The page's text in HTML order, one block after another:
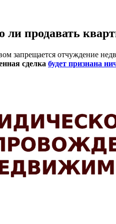
ли продавать
запрещается отчуждение
сделка будет признана